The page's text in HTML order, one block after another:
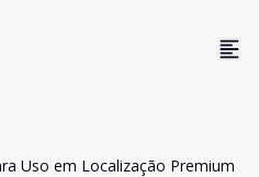
Uso em Localização Premium